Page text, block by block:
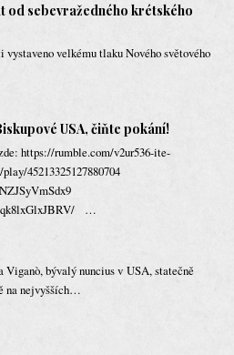
od sebevražedného krétského
vystaveno velkému tlaku Nového světového
USA, čiňte pokání!
https://rumble.com/v2ur536-ite-
45213325127880704
qk8lxGlxJBRV/ …
Viganò, bývalý nuncius v USA, statečně
na nejvyšších…